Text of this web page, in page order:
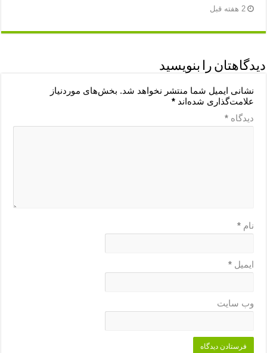
2 هفته قبل
دیدگاهتان را بنویسید
نشانی ایمیل شما منتشر نخواهد شد. بخش‌های موردنیاز
علامت‌گذاری شده‌اند*
دیدگاه*
نام*
ایمیل*
وب‌ سایت